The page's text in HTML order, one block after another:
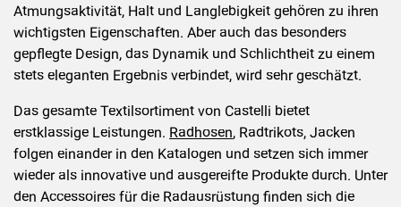
(1
Atmungsaktivität, Halt und Langlebigkeit gehören zu ihren
wichtigsten Eigenschaften. Aber auch das besonders
gepflegte Design, das Dynamik und Schlichtheit zu einem
stets eleganten Ergebnis verbindet, wird sehr geschätzt.
Das gesamte Textilsortiment von Castelli bietet
erstklassige Leistungen. Radhosen, Radtrikots, Jacken
folgen einander in den Katalogen und setzen sich immer
wieder als innovative und ausgereifte Produkte durch. Unter
den Accessoires für die Radausrüstung finden sich die